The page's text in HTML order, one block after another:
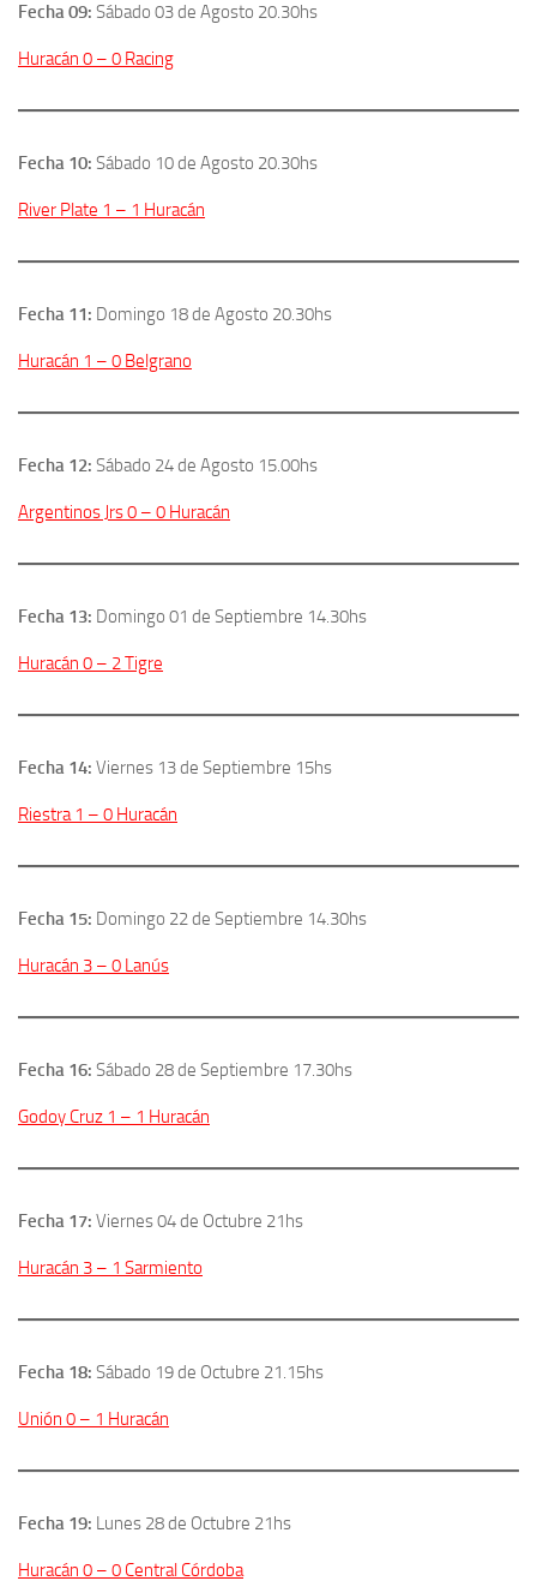
Fecha 09: Sábado 03 de Agosto 20.30hs
Huracán 0 – 0 Racing
Fecha 10: Sábado 10 de Agosto 20.30hs
River Plate 1 – 1 Huracán
Fecha 11: Domingo 18 de Agosto 20.30hs
Huracán 1 – 0 Belgrano
Fecha 12: Sábado 24 de Agosto 15.00hs
Argentinos Jrs 0 – 0 Huracán
Fecha 13: Domingo 01 de Septiembre 14.30hs
Huracán 0 – 2 Tigre
Fecha 14: Viernes 13 de Septiembre 15hs
Riestra 1 – 0 Huracán
Fecha 15: Domingo 22 de Septiembre 14.30hs
Huracán 3 – 0 Lanús
Fecha 16: Sábado 28 de Septiembre 17.30hs
Godoy Cruz 1 – 1 Huracán
Fecha 17: Viernes 04 de Octubre 21hs
Huracán 3 – 1 Sarmiento
Fecha 18: Sábado 19 de Octubre 21.15hs
Unión 0 – 1 Huracán
Fecha 19: Lunes 28 de Octubre 21hs
Huracán 0 – 0 Central Córdoba